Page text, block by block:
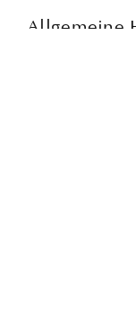
Allgemeine